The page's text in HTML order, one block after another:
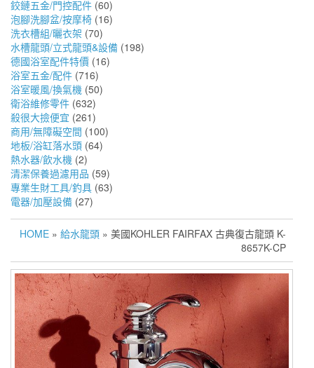
鉸鏈五金/門控配件 (60)
泡腳洗腳盆/按摩椅 (16)
洗衣槽組/曬衣架 (70)
水槽龍頭/立式龍頭&設備 (198)
德國浴室配件特價 (16)
浴室五金/配件 (716)
浴室暖風/換氣機 (50)
衛浴維修零件 (632)
殺很大撿便宜 (261)
商用/無障礙空間 (100)
地板/浴缸落水頭 (64)
熱水器/飲水機 (2)
清潔保養過濾用品 (59)
專業生財工具/釣具 (63)
電器/加壓設備 (27)
HOME » 給水龍頭 » 美國KOHLER FAIRFAX 古典復古龍頭 K-
8657K-CP